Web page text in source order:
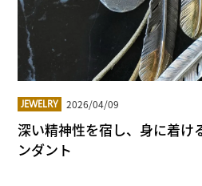
JEWELRY 2026/04/09
深い精神性を宿し、身に着け
ンダント